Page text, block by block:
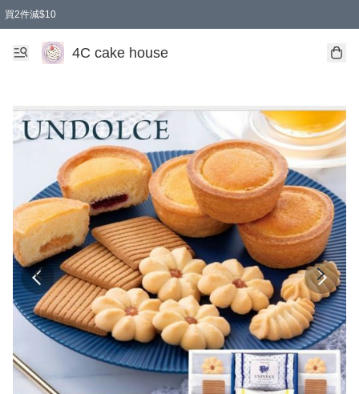
買2件減$10
任選兩件減$10
買兩盒減$10
買兩件減$10
買2件減$10
4C cake house